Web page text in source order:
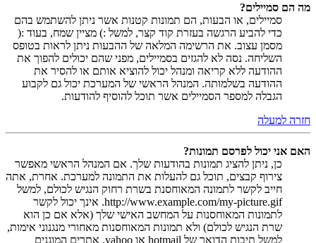
מה הם סמיילים?
סמיילים, או הבעות, הם תמונות קטנות אשר ניתן להשתמש בהם
כדי להביע הרגשה בעזרת קוד קצר, למשל :) מציין שמח, בעוד :(
מסמן עצוב. את הרשימה המלאה של ההבעות ניתן לראות בטופס
השליחה. נסה לא להגזים בסמיילים, מפני שהם יכולים להפוך את
ההודעה ללא קריאה ומנהל יכול להוציא אותם או להסיר את
ההודעה בשלמותה. המנהל הראשי של המערכת יכול גם לקבוע
הגבלה למספר הסמיילים אשר תוכל להוסיף להודעות.
חזרה למעלה
האם אני יכול לפרסם תמונות?
כן, ניתן להציג תמונות בהודעות שלך. אם המנהל הראשי מאפשר
צירוף קבצים, תוכל גם להעלות את התמונה למערכת. אחרת, אתה
חייב לקשר לתמונה המאוחסנת בשרת רחוק הנגיש לכולם, למשל
http://www.example.com/my-picture.gif. אינך יכול לקשר
לתמונות המאוחסנות על המחשב האישי שלך (אלא אם כן הוא
שרת הנגיש לכולם) ולא תמונות המאוחסנות מאחורי מנגנוני אימות,
למשל תיבות הדואר של hotmail או yahoo, אתרים המוגנים